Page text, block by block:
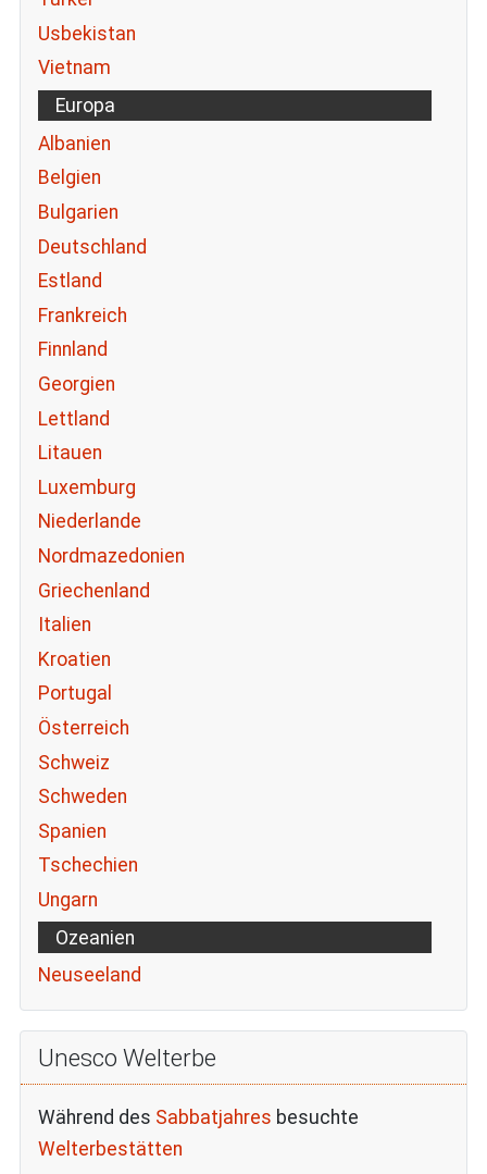
Usbekistan
Vietnam
Europa
Albanien
Belgien
Bulgarien
Deutschland
Estland
Frankreich
Finnland
Georgien
Lettland
Litauen
Luxemburg
Niederlande
Nordmazedonien
Griechenland
Italien
Kroatien
Portugal
Österreich
Schweiz
Schweden
Spanien
Tschechien
Ungarn
Ozeanien
Neuseeland
Unesco Welterbe
Während des Sabbatjahres besuchte
Welterbestätten